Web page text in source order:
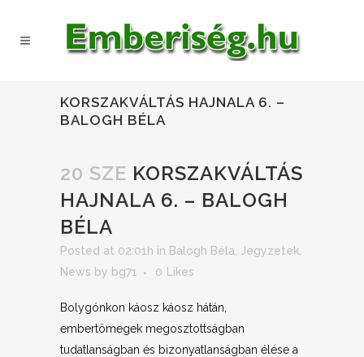
KORSZAKVÁLTÁS HAJNALA 6. –
BALOGH BÉLA
20 SZE KORSZAKVÁLTÁS
HAJNALA 6. – BALOGH
BÉLA
Posted at 02:01h in Balogh Béla Jegyzetek
News by bg71 0 Likes
Bolygónkon káosz káosz hátán,
embertömegek megosztottságban
tudatlanságban és bizonyatlanságban élése a